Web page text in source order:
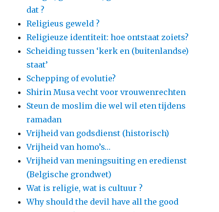
dat ?
Religieus geweld ?
Religieuze identiteit: hoe ontstaat zoiets?
Scheiding tussen ‘kerk en (buitenlandse)
staat’
Schepping of evolutie?
Shirin Musa vecht voor vrouwenrechten
Steun de moslim die wel wil eten tijdens
ramadan
Vrijheid van godsdienst (historisch)
Vrijheid van homo’s…
Vrijheid van meningsuiting en eredienst
(Belgische grondwet)
Wat is religie, wat is cultuur ?
Why should the devil have all the good